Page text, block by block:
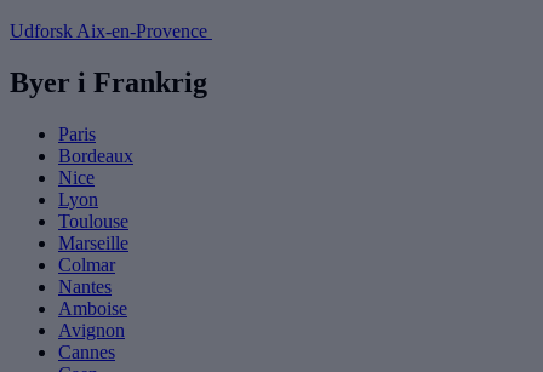
Udforsk Aix-en-Provence
Byer i Frankrig
Paris
Bordeaux
Nice
Lyon
Toulouse
Marseille
Colmar
Nantes
Amboise
Avignon
Cannes